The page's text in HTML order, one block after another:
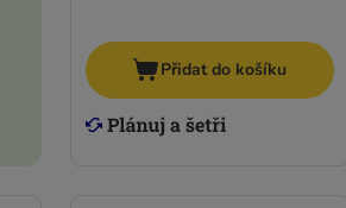
Přidat do košíku